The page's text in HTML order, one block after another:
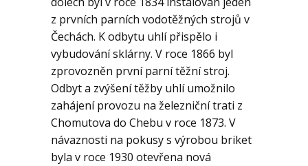
z prvních parních vodotěžných strojů v
Čechách. K odbytu uhlí přispělo i
vybudování sklárny. V roce 1866 byl
zprovozněn první parní těžní stroj.
Odbyt a zvýšení těžby uhlí umožnilo
zahájení provozu na železniční trati z
Chomutova do Chebu v roce 1873. V
návaznosti na pokusy s výrobou briket
byla v roce 1930 otevřena nová